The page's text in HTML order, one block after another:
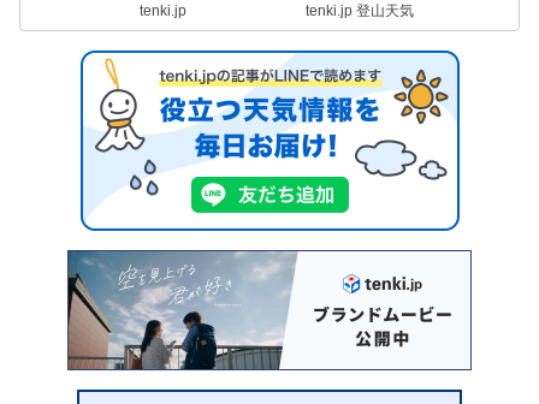
tenki.jp tenki.jp 登山天気